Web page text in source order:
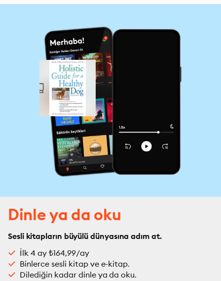
Dinle ya da oku
Sesli kitapların büyülü dünyasına adım at.
İlk 4 ay ₺164,99/ay
Binlerce sesli kitap ve e-kitap.
Dilediğin kadar dinle ya da oku.